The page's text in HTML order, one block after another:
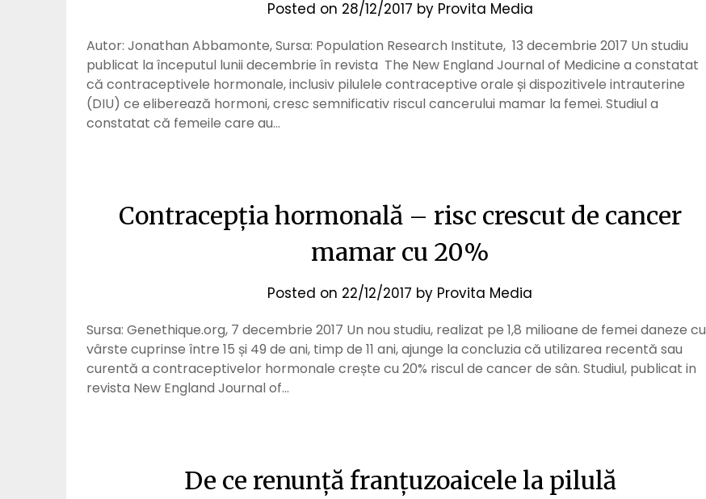
Posted on 28/12/2017 by Provita Media
Autor: Jonathan Abbamonte, Sursa: Population Research Institute, 13 decembrie 2017 Un studiu
publicat la începutul lunii decembrie în revista The New England Journal of Medicine a constatat
că contraceptivele hormonale, inclusiv pilulele contraceptive orale și dispozitivele intrauterine
(DIU) ce eliberează hormoni, cresc semnificativ riscul cancerului mamar la femei. Studiul a
constatat că femeile care au…
Contracepția hormonală – risc crescut de cancer
mamar cu 20%
Posted on 22/12/2017 by Provita Media
Sursa: Genethique.org, 7 decembrie 2017 Un nou studiu, realizat pe 1,8 milioane de femei daneze cu
vârste cuprinse între 15 și 49 de ani, timp de 11 ani, ajunge la concluzia că utilizarea recentă sau
curentă a contraceptivelor hormonale crește cu 20% riscul de cancer de sân. Studiul, publicat in
revista New England Journal of…
De ce renunță franțuzoaicele la pilulă